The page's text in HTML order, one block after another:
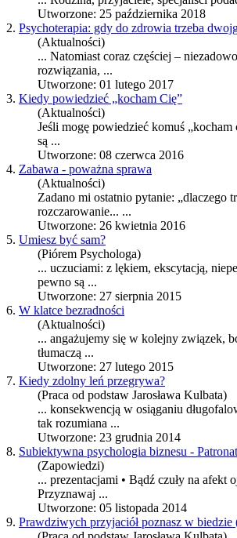
Utworzone: 25 października 2018
2. Psychoterapia: gdy do zdrowia trzeba
(Aktualności)
... Natomiast coraz częściej –
rozwiązania, ...
Utworzone: 01 lutego 2017
3. Kiedy powiedzieć „kocham Cię”
(Aktualności)
Jeśli mogę powiedzieć komuś
są ...
Utworzone: 08 czerwca 2016
4. Zabawa - poważna sprawa
(Aktualności)
Zadano mi ostatnio pytanie: „dlaczego
rozczarowanie... ...
Utworzone: 26 kwietnia 2016
5. Umiesz być sam?
(Piórem Psychologa)
... uczuciami: z lękiem, ekscytacją,
pewno są ...
Utworzone: 27 sierpnia 2015
6. W klatce bezradności
(Aktualności)
... angażujemy się w kolejny związek,
tłumaczą ...
Utworzone: 27 lutego 2015
7. Kiedy zdolny leń przegrywa?
(Praca od podstaw Jarosława Kulbata)
... konsekwencją w osiąganiu
tak rozumiana ...
Utworzone: 23 grudnia 2014
8. Subiektywna psychologia biznesu -
(Zapowiedzi)
... prezentacjami • Bądź czuły na afekt
Przyznawaj ...
Utworzone: 05 listopada 2014
9. Prawdziwych przyjaciół poznasz w